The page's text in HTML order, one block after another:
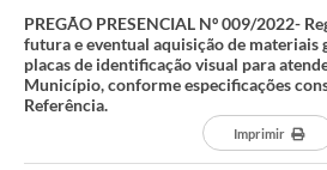
Transparência
Ouvidoria
PREGÃO PRESENCIAL Nº 009/2022-
futura e eventual aquisição de materiais
placas de identificação visual para
Município, conforme especificações
Referência.
Imprimir